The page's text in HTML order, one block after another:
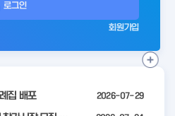
로그인
회원가입
집 배포 2026-07-29
공